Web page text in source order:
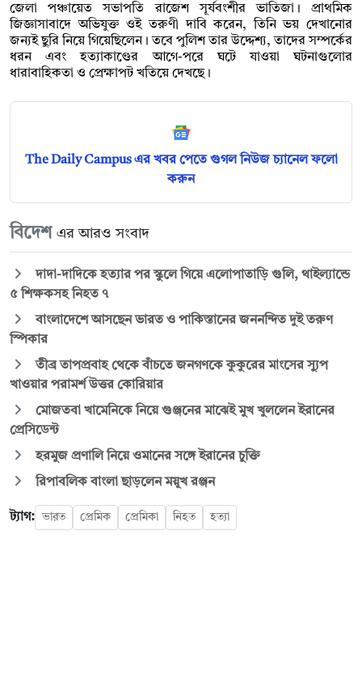
জেলা পঞ্চায়েত সভাপতি রাজেশ সূর্যবংশীর ভাতিজা। প্রাথমিক
জিজ্ঞাসাবাদে অভিযুক্ত ওই তরুণী দাবি করেন, তিনি ভয় দেখানোর
জন্যই ছুরি নিয়ে গিয়েছিলেন। তবে পুলিশ তার উদ্দেশ্য, তাদের সম্পর্কের
ধরন এবং হত্যাকাণ্ডের আগে-পরে ঘটে যাওয়া ঘটনাগুলোর
ধারাবাহিকতা ও প্রেক্ষাপট খতিয়ে দেখছে।
The Daily Campus এর খবর পেতে গুগল নিউজ চ্যানেল ফলো
করুন
বিদেশ এর আরও সংবাদ
দাদা-দাদিকে হত্যার পর স্কুলে গিয়ে এলোপাতাড়ি গুলি, থাইল্যান্ডে
৫ শিক্ষকসহ নিহত ৭
বাংলাদেশে আসছেন ভারত ও পাকিস্তানের জননন্দিত দুই তরুণ
স্পিকার
তীব্র তাপপ্রবাহ থেকে বাঁচতে জনগণকে কুকুরের মাংসের স্যুপ
খাওয়ার পরামর্শ উত্তর কোরিয়ার
মোজতবা খামেনিকে নিয়ে গুঞ্জনের মাঝেই মুখ খুললেন ইরানের
প্রেসিডেন্ট
হরমুজ প্রণালি নিয়ে ওমানের সঙ্গে ইরানের চুক্তি
রিপাবলিক বাংলা ছাড়লেন ময়ূখ রঞ্জন
ট্যাগ: ভারত প্রেমিক প্রেমিকা নিহত হত্যা